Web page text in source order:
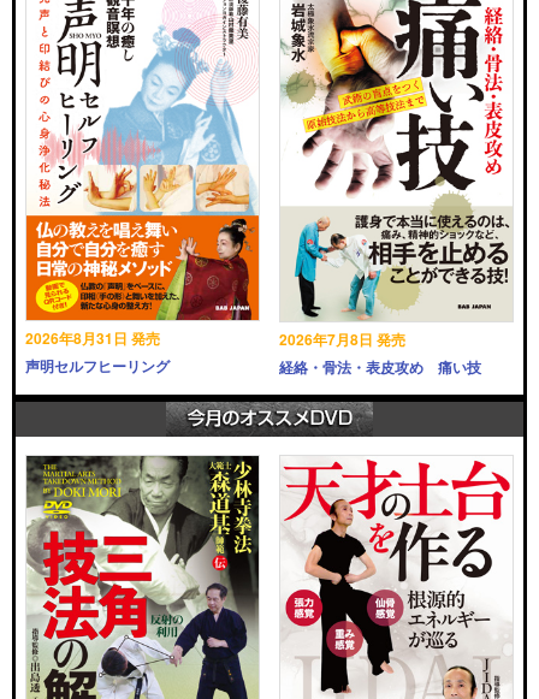
2026年8月31日 発売
声明セルフヒーリング
2026年7月8日 発売
経絡・骨法・表皮攻め 痛い技